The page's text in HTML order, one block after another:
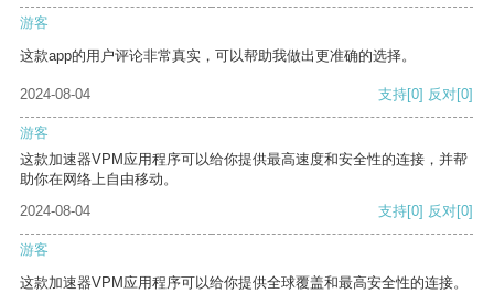
游客
这款app的用户评论非常真实，可以帮助我做出更准确的选择。
2024-08-04 支持[0] 反对[0]
游客
这款加速器VPM应用程序可以给你提供最高速度和安全性的连接，并帮
助你在网络上自由移动。
2024-08-04
支持[0] 反对[0]
游客
这款加速器VPM应用程序可以给你提供全球覆盖和最高安全性的连接。